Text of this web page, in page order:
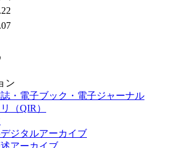
ン
・電子ブック・電子ジャーナル
（QIR）
ジタルアーカイブ
アーカイブ